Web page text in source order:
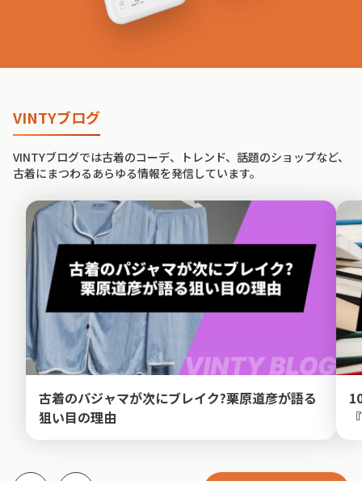
VINTYブログ
VINTYブログでは古着のコーデ、トレンド、話題のショップなど、
古着にまつわるあらゆる情報を発信しています。
古着のパジャマが次にブレイク?栗原道彦が語る
狙い目の理由